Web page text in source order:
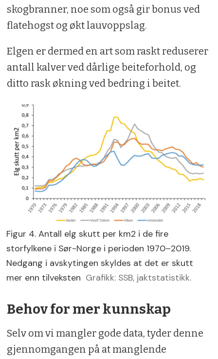
skogbranner, noe som også gir bonus ved
flatehogst og økt lauvoppslag.
Elgen er dermed en art som raskt reduserer
antall kalver ved dårlige beiteforhold, og
ditto rask økning ved bedring i beitet.
Figur 4. Antall elg skutt per km2 i de fire
storfylkene i Sør-Norge i perioden 1970–2019.
Nedgang i avskytingen skyldes at det er skutt
mer enn tilveksten Grafikk: SSB, jaktstatistikk.
Behov for mer kunnskap
Selv om vi mangler gode data, tyder denne
gjennomgangen på at manglende